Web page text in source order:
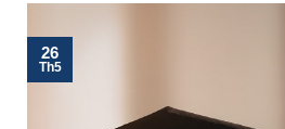
26
Th5